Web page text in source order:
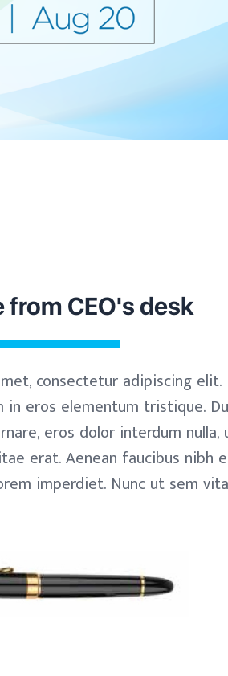
from CEO's desk
consectetur adipiscing elit.
in eros elementum tristique.
eros dolor interdum nulla,
erat. Aenean faucibus nibh
imperdiet. Nunc ut sem